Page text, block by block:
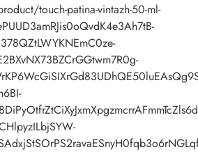
touch-patina-vintazh-50-ml-